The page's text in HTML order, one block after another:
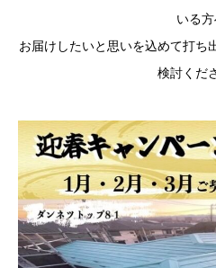
いる
お届けしたいと思いを込めて打ち
検討くだ